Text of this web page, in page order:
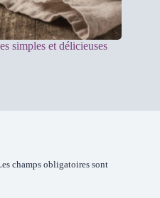
simples et délicieuses
champs obligatoires sont